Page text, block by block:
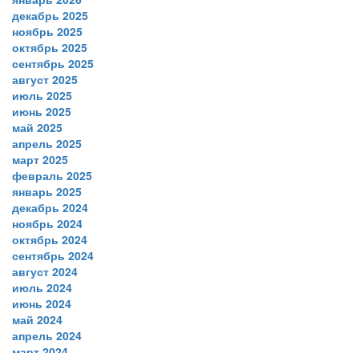
декабрь 2025
ноябрь 2025
октябрь 2025
сентябрь 2025
август 2025
июль 2025
июнь 2025
май 2025
апрель 2025
март 2025
февраль 2025
январь 2025
декабрь 2024
ноябрь 2024
октябрь 2024
сентябрь 2024
август 2024
июль 2024
июнь 2024
май 2024
апрель 2024